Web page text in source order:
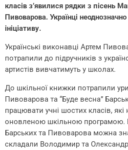
класів з’явилися рядки з пісень
Пивоварова. Українці
ініціативу.
Українські виконавці Артем
потрапили до підручників з
артистів вивчатимуть у школах.
До шкільної книжки потрапили
Пивоварова та “Буде весна”
працювати учні шостих класів,
оновленою шкільною програмою.
Барських та Пивоварова можна
складали Володимир та